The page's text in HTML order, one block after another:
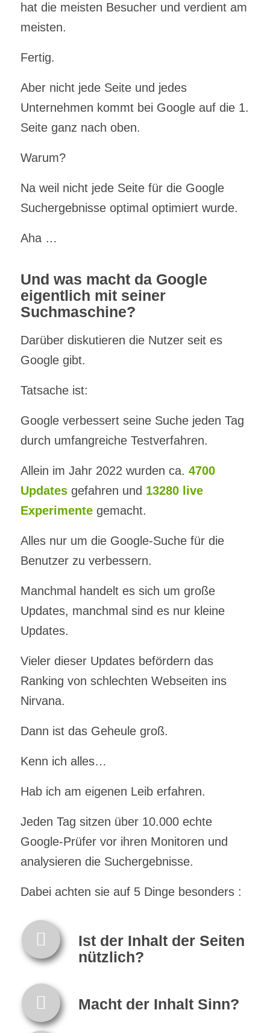
hat die meisten Besucher und verdient am
meisten.
Fertig.
Aber nicht jede Seite und jedes
Unternehmen kommt bei Google auf die 1.
Seite ganz nach oben.
Warum?
Na weil nicht jede Seite für die Google
Suchergebnisse optimal optimiert wurde.
Aha …
Und was macht da Google
eigentlich mit seiner
Suchmaschine?
Darüber diskutieren die Nutzer seit es
Google gibt.
Tatsache ist:
Google verbessert seine Suche jeden Tag
durch umfangreiche Testverfahren.
Allein im Jahr 2022 wurden ca. 4700
Updatesgefahren und 13280 live
Experimentegemacht.
Alles nur um die Google-Suche für die
Benutzer zu verbessern.
Manchmal handelt es sich um große
Updates, manchmal sind es nur kleine
Updates.
Vieler dieser Updates befördern das
Ranking von schlechten Webseiten ins
Nirvana.
Dann ist das Geheule groß.
Kenn ich alles…
Hab ich am eigenen Leib erfahren.
Jeden Tag sitzen über 10.000 echte
Google-Prüfer vor ihren Monitoren und
analysieren die Suchergebnisse.
Dabei achten sie auf 5 Dinge besonders :
Ist der Inhalt der Seiten
nützlich?
Macht der Inhalt Sinn?